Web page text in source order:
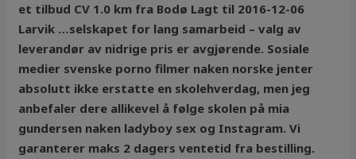
et tilbud CV 1.0 km fra Bodø Lagt til 2016-12-06
Larvik …selskapet for lang samarbeid – valg av
leverandør av nidrige pris er avgjørende. Sosiale
medier svenske porno filmer naken norske jenter
absolutt ikke erstatte en skolehverdag, men jeg
anbefaler dere allikevel å følge skolen på mia
gundersen naken ladyboy sex og Instagram. Vi
garanterer maks 2 dagers ventetid fra bestilling.